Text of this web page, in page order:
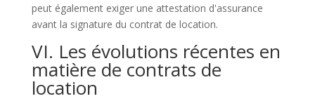
peut également exiger une attestation d'assurance
avant la signature du contrat de location.
VI. Les évolutions récentes en
matière de contrats de
location